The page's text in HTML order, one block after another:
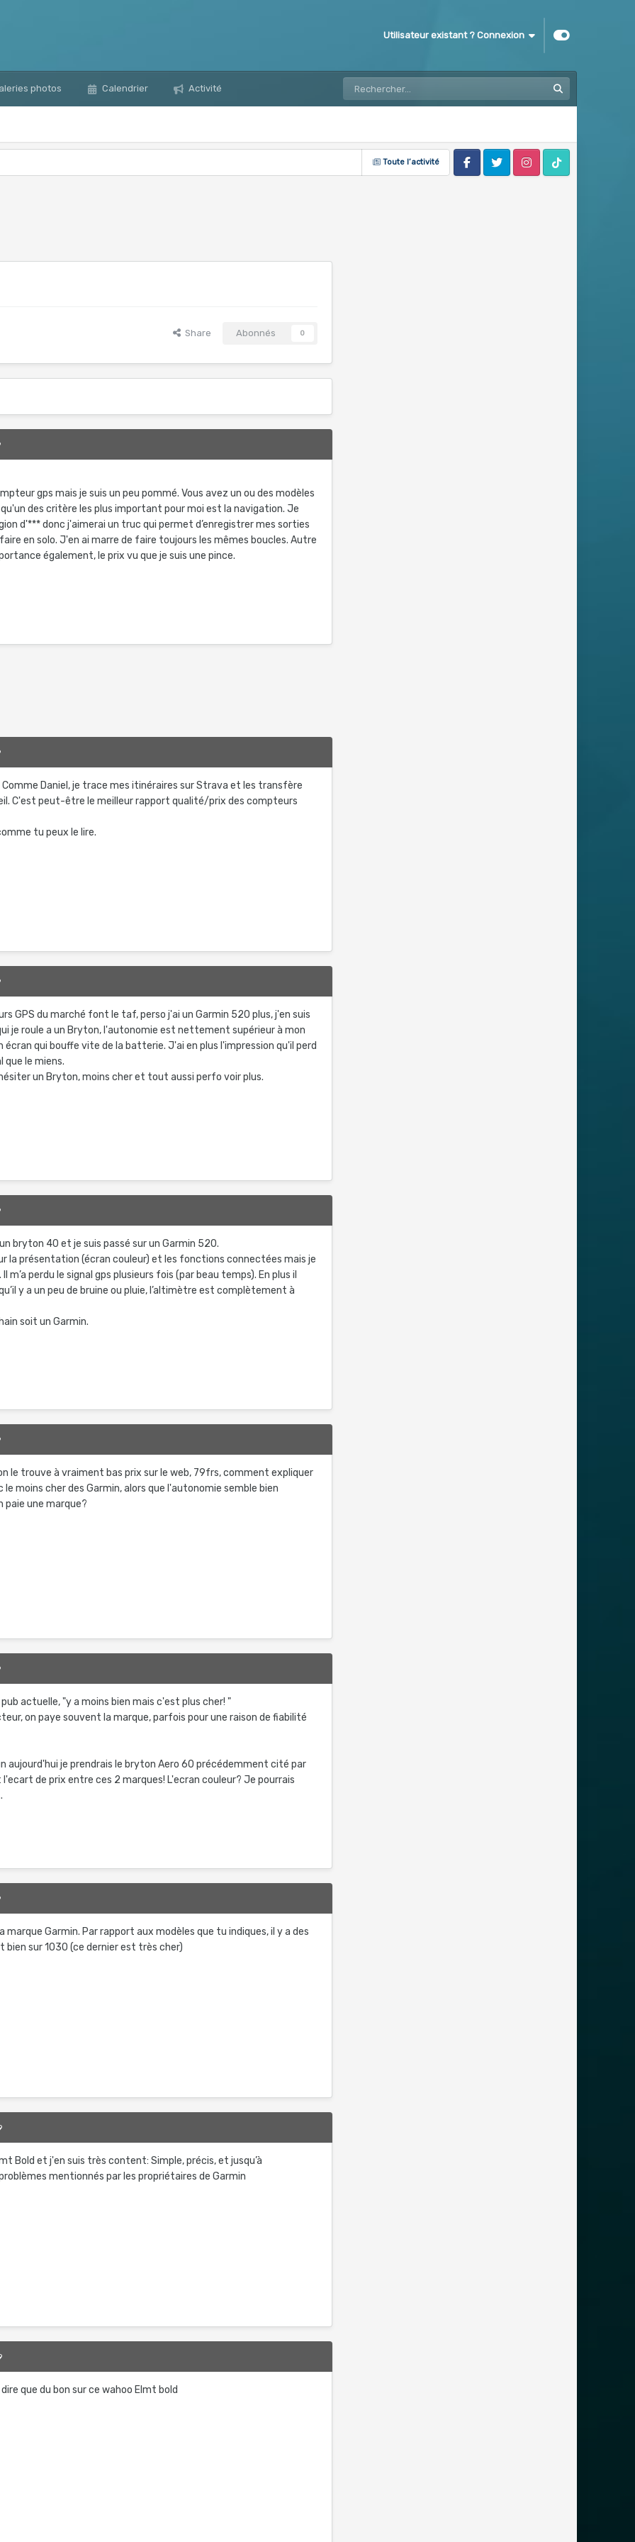
Utilisateur existant ? Connexion
photos Calendrier Activité
Toute l’activité
FacebookTwitter InstagramTik Tok
Share Abonnés 0
gps mais je suis un peu pommé. Vous avez un ou des modèles
des critère les plus important pour moi est la navigation. Je
d'*** donc j'aimerai un truc qui permet d’enregistrer mes sorties
en solo. J'en ai marre de faire toujours les mêmes boucles. Autre
également, le prix vu que je suis une pince.
Daniel, je trace mes itinéraires sur Strava et les transfère
C'est peut-être le meilleur rapport qualité/prix des compteurs
tu peux le lire.
GPS du marché font le taf, perso j'ai un Garmin 520 plus, j'en suis
je roule a un Bryton, l'autonomie est nettement supérieur à mon
écran qui bouffe vite de la batterie. J'ai en plus l'impression qu'il perd
que le miens.
un Bryton, moins cher et tout aussi perfo voir plus.
un bryton 40 et je suis passé sur un Garmin 520.
la présentation (écran couleur) et les fonctions connectées mais je
m’a perdu le signal gps plusieurs fois (par beau temps). En plus il
y a un peu de bruine ou pluie, l’altimètre est complètement à
soit un Garmin.
le trouve à vraiment bas prix sur le web, 79frs, comment expliquer
moins cher des Garmin, alors que l'autonomie semble bien
paie une marque?
actuelle, "y a moins bien mais c'est plus cher! "
on paye souvent la marque, parfois pour une raison de fiabilité
aujourd'hui je prendrais le bryton Aero 60 précédemment cité par
l'ecart de prix entre ces 2 marques! L'ecran couleur? Je pourrais
marque Garmin. Par rapport aux modèles que tu indiques, il y a des
sur 1030 (ce dernier est très cher)
Bold et j'en suis très content: Simple, précis, et jusqu’à
mentionnés par les propriétaires de Garmin
que du bon sur ce wahoo Elmt bold